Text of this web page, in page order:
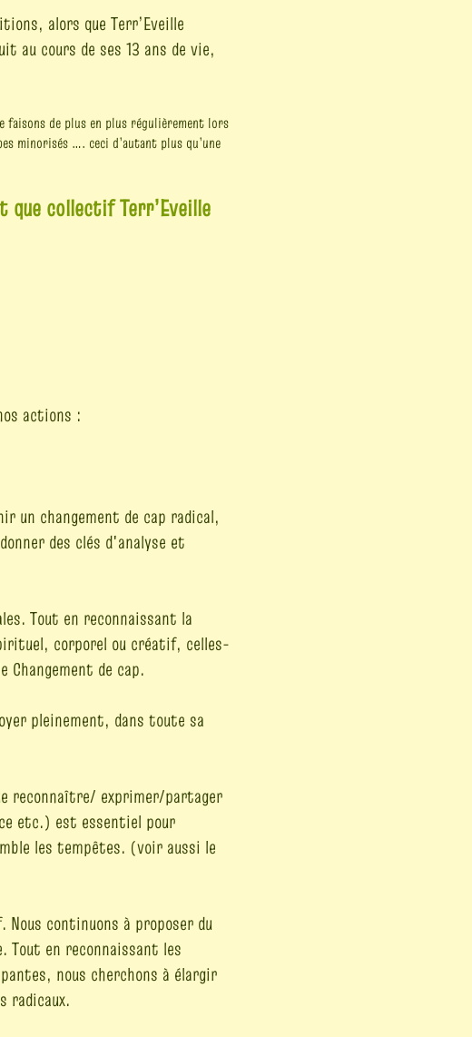
alors que Terr’Eveille
au cours de ses 13 ans de vie,
de plus en plus régulièrement lors
minorisés …. ceci d’autant plus qu’une
collectif Terr’Eveille
actions :
un changement de cap radical,
des clés d'analyse et
Tout en reconnaissant la
corporel ou créatif, celles-
Changement de cap.
pleinement, dans toute sa
reconnaître/ exprimer/partager
etc.) est essentiel pour
les tempêtes. (voir aussi le
Nous continuons à proposer du
Tout en reconnaissant les
nous cherchons à élargir
radicaux.